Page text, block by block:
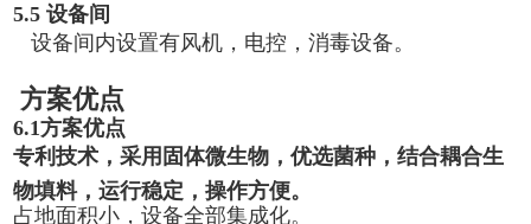
5.5 设备间
设备间内设置有风机，电控，消毒设备。
方案优点
6.1方案优点
专利技术，采用固体微生物，优选菌种，结合耦合生
物填料，运行稳定，操作方便。
占地面积小，设备全部集成化。